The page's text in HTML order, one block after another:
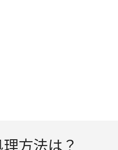
方法は？